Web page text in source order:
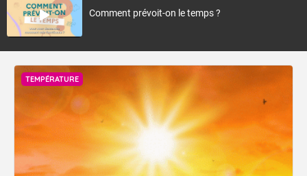
Comment prévoit-on le temps ?
TEMPÉRATURE